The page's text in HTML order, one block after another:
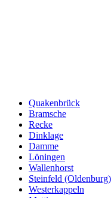
Quakenbrück
Bramsche
Recke
Dinklage
Damme
Löningen
Wallenhorst
Steinfeld (Oldenburg)
Westerkappeln